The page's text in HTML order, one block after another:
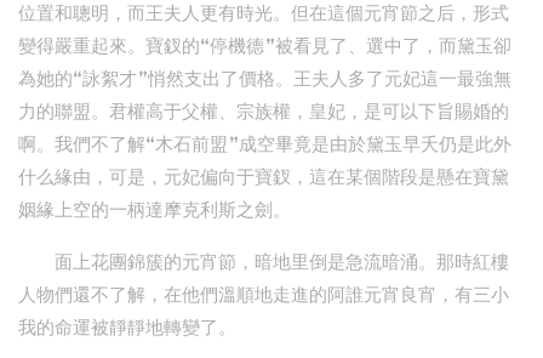
位置和聰明，而王夫人更有時光。但在這個元宵節之后，形式
變得嚴重起來。寶釵的“停機德”被看見了、選中了，而黛玉卻
為她的“詠絮才”悄然支出了價格。王夫人多了元妃這一最強無
力的聯盟。君權高于父權、宗族權，皇妃，是可以下旨賜婚的
啊。我們不了解“木石前盟”成空畢竟是由於黛玉早夭仍是此外
什么緣由，可是，元妃偏向于寶釵，這在某個階段是懸在寶黛
姻緣上空的一柄達摩克利斯之劍。
面上花團錦簇的元宵節，暗地里倒是急流暗涌。那時紅樓
人物們還不了解，在他們溫順地走進的阿誰元宵良宵，有三小
我的命運被靜靜地轉變了。